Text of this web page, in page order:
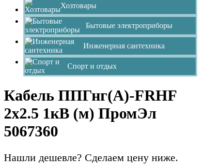
Хозтовары
Бытовые электроприборы
Инженерная сантехника
Спорт и отдых
Кабель ППГнг(А)-FRHF
2х2.5 1кВ (м) ПромЭл
5067360
Нашли дешевле? Сделаем цену ниже.